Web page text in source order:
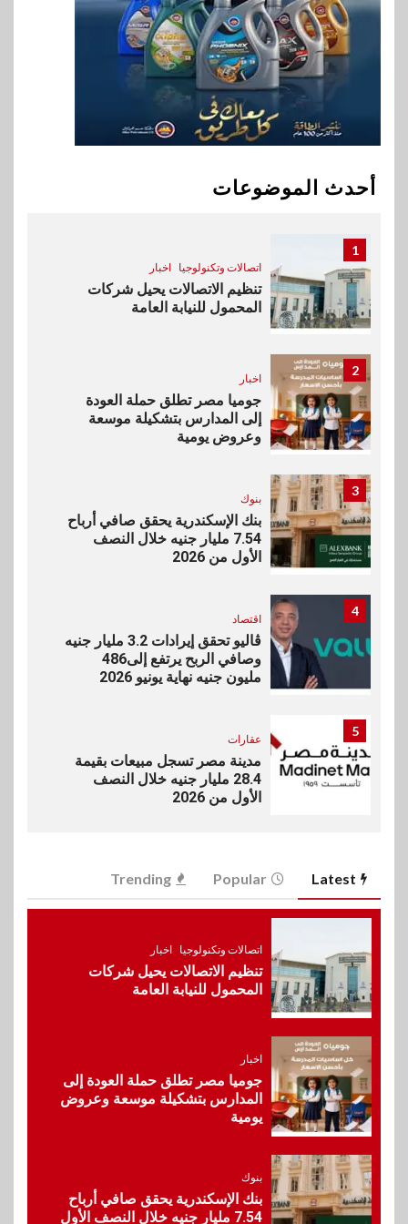
أحدث الموضوعات
9
اقتصاد
وزيرا التخطيط والبترول يبحثان
جهود تحقيق أمن الطاقة
اقتصاد
المخاوف بشأن مستقبل الملاحة
في مضيق هرمز
1
اتصالات وتكنولوجيا اخبار
تنظيم الاتصالات يحيل شركات
المحمول للنيابة العامة
2
اخبار
جوميا مصر تطلق حملة العودة
إلى المدارس بتشكيلة موسعة
وعروض يومية
3
بنوك
بنك الإسكندرية يحقق صافي أرباح
7.54 مليار جنيه خلال النصف
الأول من 2026
4
اقتصاد
ڤاليو تحقق إيرادات 3.2 مليار جنيه
وصافي الربح يرتفع إلى486
مليون جنيه نهاية يونيو 2026
5
عقارات
مدينة مصر تسجل مبيعات بقيمة
28.4 مليار جنيه خلال النصف
الأول من 2026
vivo تعيد تعريف مفهوم الفئة
المتوسطة مع إطلاق Y500
7 بنوك رياضة
وزير الشباب والرياضة يلتقي
المشترك
8
الحفل
Latest
Popular
Trending
اتصالات وتكنولوجيا اخبار
تنظيم الاتصالات يحيل شركات
المحمول للنيابة العامة
اخبار
جوميا مصر تطلق حملة العودة إلى
المدارس بتشكيلة موسعة وعروض
يومية
بنوك
بنك الإسكندرية يحقق صافي أرباح
7.54 مليار جنيه خلال النصف الأول